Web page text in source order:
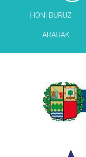
HONI BURUZ
ARAUAK